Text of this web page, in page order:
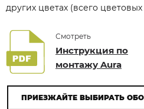
других цветах (всего
Смотреть
Инструкция по
монтажу Aura
ПРИЕЗЖАЙТЕ ВЫБИРАТЬ